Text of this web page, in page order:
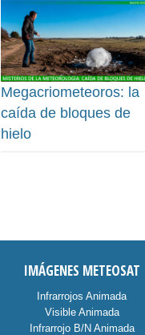
Megacriometeoros: la
caída de bloques de
hielo
IMÁGENES METEOSAT
Infrarrojos Animada
Visible Animada
Infrarrojo B/N Animada